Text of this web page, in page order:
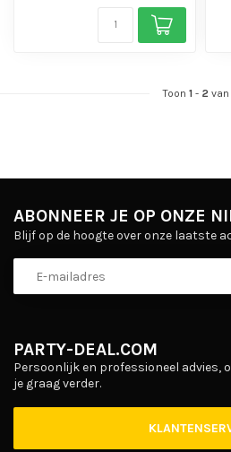
Toon 1 - 2 van
PARTY-DEAL.COM
Persoonlijk en professioneel advies,
je graag verder.
ABONNEER JE OP ONZE
Blijf op de hoogte over onze laatste